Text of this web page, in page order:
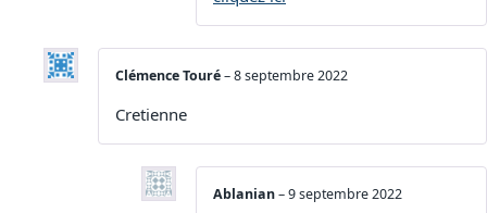
Clémence Touré–8 septembre 2022
Cretienne
Ablanian–9 septembre 2022